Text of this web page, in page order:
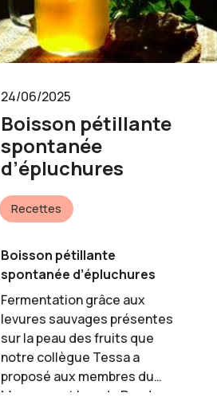
24/06/2025
Boisson pétillante
spontanée
d’épluchures
Recettes
Boisson pétillante
spontanée d’épluchures
Fermentation grâce aux
levures sauvages présentes
sur la peau des fruits que
notre collègue Tessa a
proposé aux membres du
Mouvement lors du Rendez-